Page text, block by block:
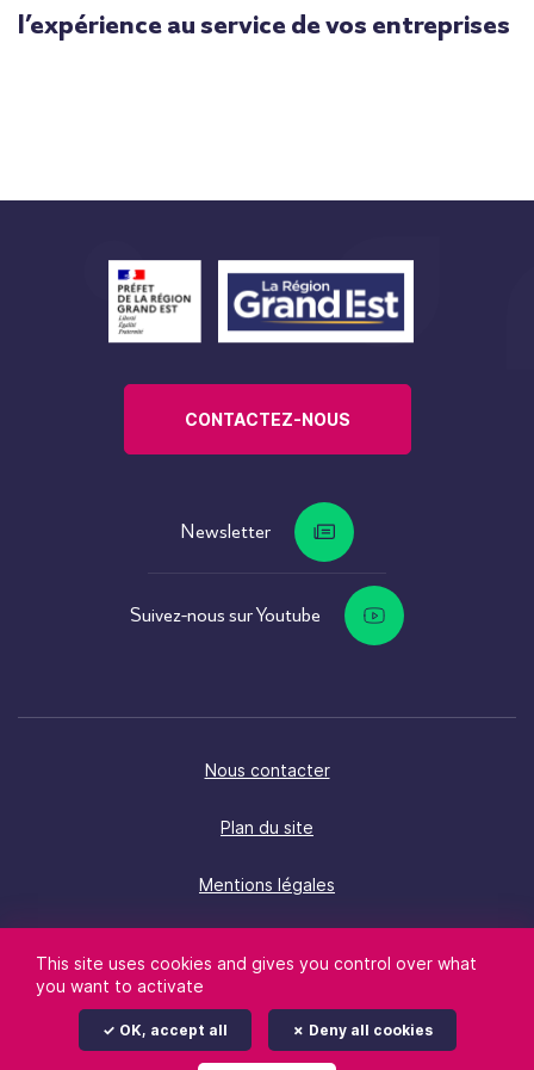
l’expérience au service de vos entreprises
CONTACTEZ-NOUS
Newsletter
Suivez-nous sur Youtube
Nous contacter
Plan du site
Mentions légales
Données personnelles
Gestion des cookies
This site uses cookies and gives you control over what
you want to activate
OK, accept all Deny all cookies